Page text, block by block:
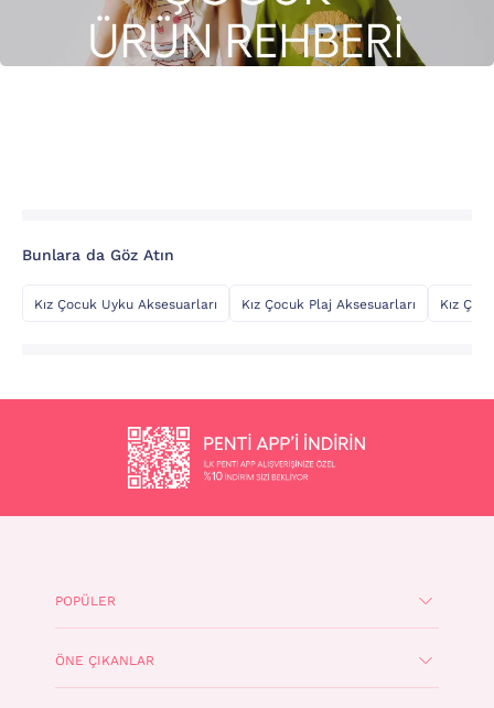
Bunlara da Göz Atın
Kız Çocuk Uyku Aksesuarları Kız Çocuk Plaj Aksesuarları Kız
POPÜLER
ÖNE ÇIKANLAR